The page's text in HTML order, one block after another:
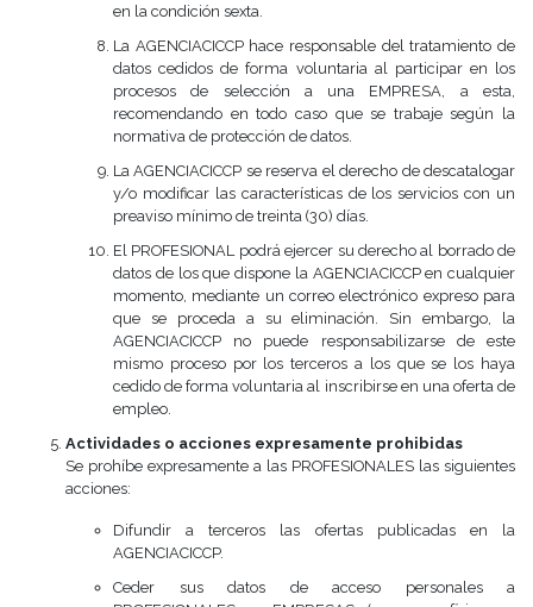
en la condición sexta.
La AGENCIACICCP hace responsable del tratamiento de
datos cedidos de forma voluntaria al participar en los
procesos de selección a una EMPRESA, a esta,
recomendando en todo caso que se trabaje según la
normativa de protección de datos.
La AGENCIACICCP se reserva el derecho de descatalogar
y/o modificar las características de los servicios con un
preaviso mínimo de treinta (30) días.
El PROFESIONAL podrá ejercer su derecho al borrado de
datos de los que dispone la AGENCIACICCP en cualquier
momento, mediante un correo electrónico expreso para
que se proceda a su eliminación. Sin embargo, la
AGENCIACICCP no puede responsabilizarse de este
mismo proceso por los terceros a los que se los haya
cedido de forma voluntaria al inscribirse en una oferta de
empleo.
Actividades o acciones expresamente prohibidas
Se prohíbe expresamente a las PROFESIONALES las siguientes
acciones:
Difundir a terceros las ofertas publicadas en la
AGENCIACICCP.
Ceder sus datos de acceso personales a